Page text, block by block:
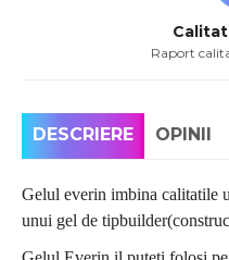
Raport
DESCRIERE OPINII
Gelul everin imbina calitatile
unui gel de